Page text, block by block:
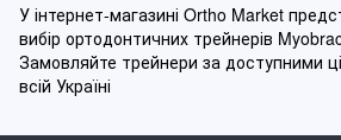
У інтернет-магазині Ortho Market
вибір ортодонтичних трейнерів
Замовляйте трейнери за доступними
всій Україні